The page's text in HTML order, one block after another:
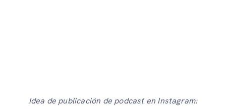
Idea de publicación de podcast en Instagram: